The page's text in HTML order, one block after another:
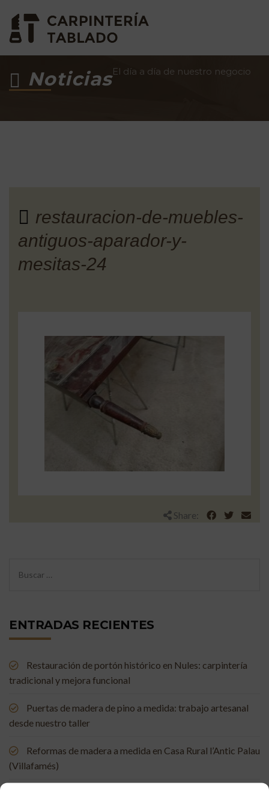
NoticiasEl día a día de nuestro negocio
restauracion-de-muebles-
antiguos-aparador-y-
mesitas-24
Share:
ENTRADAS RECIENTES
Restauración de portón histórico en Nules: carpintería
tradicional y mejora funcional
Puertas de madera de pino a medida: trabajo artesanal
desde nuestro taller
Reformas de madera a medida en Casa Rural l’Antic Palau
(Villafamés)